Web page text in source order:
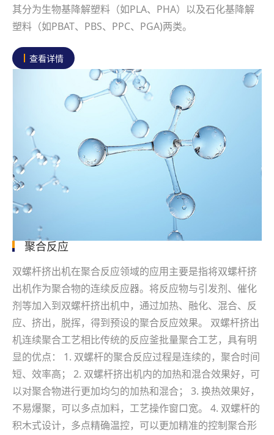
其分为生物基降解塑料（如PLA、PHA）以及石化基降解
塑料（如PBAT、PBS、PPC、PGA)两类。
查看详情
聚合反应
双螺杆挤出机在聚合反应领域的应用主要是指将双螺杆挤
出机作为聚合物的连续反应器。将反应物与引发剂、催化
剂等加入到双螺杆挤出机中，通过加热、融化、混合、反
应、挤出，脱挥，得到预设的聚合反应效果。 双螺杆挤出
机连续聚合工艺相比传统的反应釜批量聚合工艺，具有明
显的优点： 1. 双螺杆的聚合反应过程是连续的，聚合时间
短、效率高； 2. 双螺杆挤出机内的加热和混合效果好，可
以对聚合物进行更加均匀的加热和混合； 3. 换热效果好，
不易爆聚，可以多点加料，工艺操作窗口宽。 4. 双螺杆的
积木式设计，多点精确温控，可以更加精准的控制聚合形